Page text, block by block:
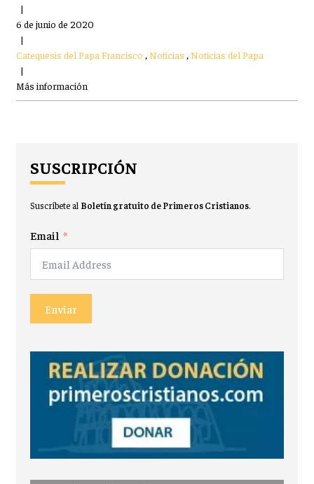
|
6 de junio de 2020
|
Catequesis del Papa Francisco
Noticias
Noticias del Papa
|
Más información
SUSCRIPCIÓN
Suscríbete al Boletín gratuito de Primeros Cristianos.
Email
Enviar